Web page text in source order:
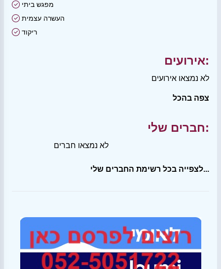
מפגש ביתי
העשרה עצמית
ריקוד
אירועים:
לא נמצאו אירועים
צפה בהכל
חברים שלי:
לא נמצאו חברים
לצפייה בכל רשימת החברים שלי...